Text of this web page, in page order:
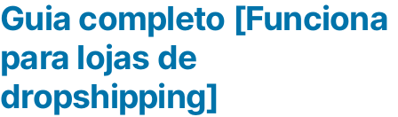
Guia completo [Funciona
para lojas de
dropshipping]